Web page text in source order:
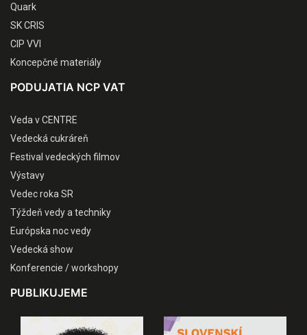
Quark
SK CRIS
CIP VVI
Koncepčné materiály
PODUJATIA NCP VAT
Veda v CENTRE
Vedecká cukráreň
Festival vedeckých filmov
Výstavy
Vedec roka SR
Týždeň vedy a techniky
Európska noc vedy
Vedecká show
Konferencie / workshopy
PUBLIKUJEME